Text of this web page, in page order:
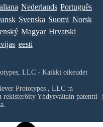
Nederlands Português
Svenska Suomi Norsk
Magyar Hrvatski
eesti
LLC - Kaikki oikeudet
Prototypes , LLC:n
rekisteröity Yhdysvaltain patentti-